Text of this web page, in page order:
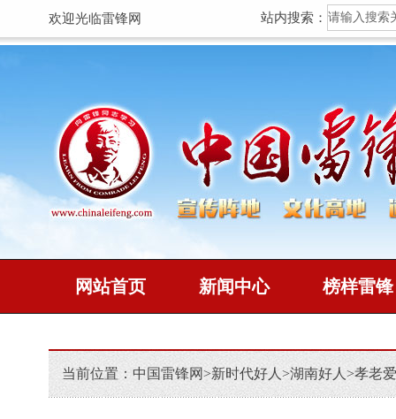
欢迎光临雷锋网 站内搜索：
网站首页 新闻中心 榜样雷锋
当前位置： 中国雷锋网>新时代好人 >湖南好人 >孝老